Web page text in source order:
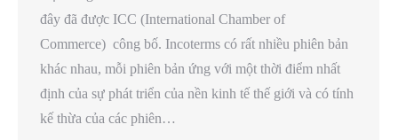
đây đã được ICC (International Chamber of
Commerce) công bố. Incoterms có rất nhiều phiên bản
khác nhau, mỗi phiên bản ứng với một thời điểm nhất
định của sự phát triển của nền kinh tế thế giới và có tính
kế thừa của các phiên…